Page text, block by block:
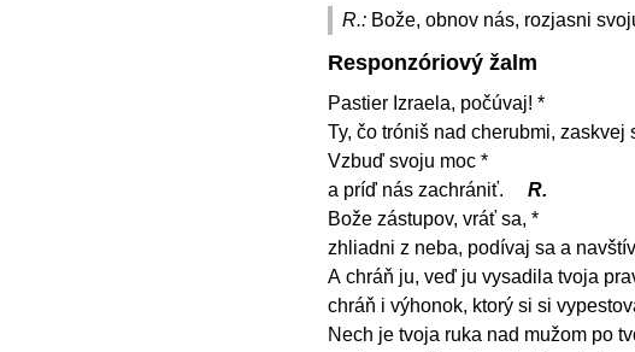
R.: Bože, obnov nás, rozjasni
Responzóriový žalm
Pastier Izraela, počúvaj! *
Ty, čo tróniš nad cherubmi, zaskvej
Vzbuď svoju moc *
a príď nás zachrániť.
R.
Bože zástupov, vráť sa, *
zhliadni z neba, podívaj sa a
A chráň ju, veď ju vysadila tvoja
chráň i výhonok, ktorý si si
Nech je tvoja ruka nad mužom po